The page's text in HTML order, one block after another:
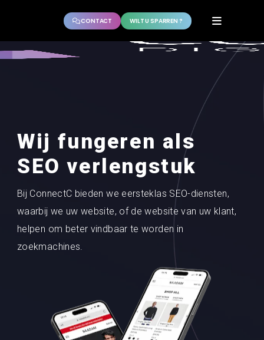
CONTACT WILT U SPARREN ?
Wij fungeren als
SEO verlengstuk
Bij ConnectC bieden we eersteklas SEO-diensten,
waarbij we uw website, of de website van uw klant,
helpen om beter vindbaar te worden in
zoekmachines.